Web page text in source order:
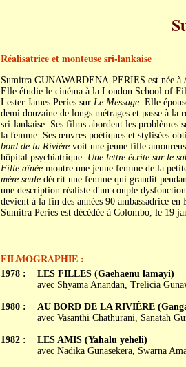
Réalisatrice et monteuse sri-lankaise
Sumitra GUNAWARDENA-PERIES est née à
Elle étudie le cinéma à la London School of
Lester James Peries sur Le Message. Elle
demi douzaine de longs métrages et passe à la
sri-lankaise. Ses films abordent les problèmes
la femme. Ses œuvres poétiques et stylisées
bord de la Rivièrevoit une jeune fille
hôpital psychiatrique. Une lettre écrite sur le
Fille aînéemontre une jeune femme de la
mère seuledécrit une femme qui grandit
une description réaliste d'un couple
devient à la fin des années 90 ambassadrice
Sumitra Peries est décédée à Colombo, le 19
FILMOGRAPHIE :
1978 :
1980 :
1982 :
LES FILLES (Gaehaenu lamayi)
avec Shyama Anandan, Trelicia
AU BORD DE LA RIVIÈRE
avec Vasanthi Chathurani, Sanatah
LES AMIS (Yahalu yeheli)
avec Nadika Gunasekera, Swarna